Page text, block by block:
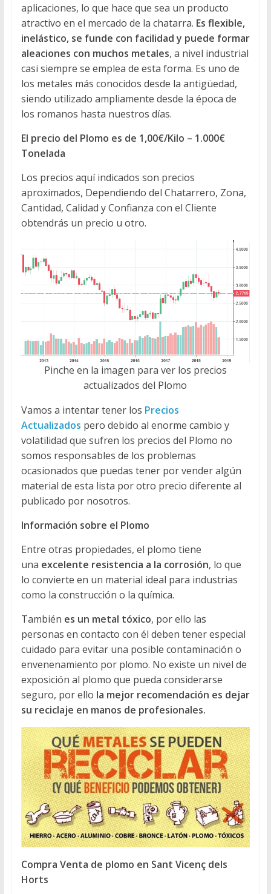
aplicaciones, lo que hace que sea un producto
atractivo en el mercado de la chatarra. Es flexible,
inelástico, se funde con facilidad y puede formar
aleaciones con muchos metales, a nivel industrial
casi siempre se emplea de esta forma. Es uno de
los metales más conocidos desde la antigüedad,
siendo utilizado ampliamente desde la época de
los romanos hasta nuestros días.
El precio del Plomo es de 1,00€/Kilo – 1.000€
Tonelada
Los precios aquí indicados son precios
aproximados, Dependiendo del Chatarrero, Zona,
Cantidad, Calidad y Confianza con el Cliente
obtendrás un precio u otro.
Pinche en la imagen para ver los precios
actualizados del Plomo
Vamos a intentar tener los Precios
Actualizados pero debido al enorme cambio y
volatilidad que sufren los precios del Plomo no
somos responsables de los problemas
ocasionados que puedas tener por vender algún
material de esta lista por otro precio diferente al
publicado por nosotros.
Información sobre el Plomo
Entre otras propiedades, el plomo tiene
una excelente resistencia a la corrosión, lo que
lo convierte en un material ideal para industrias
como la construcción o la química.
También es un metal tóxico, por ello las
personas en contacto con él deben tener especial
cuidado para evitar una posible contaminación o
envenenamiento por plomo. No existe un nivel de
exposición al plomo que pueda considerarse
seguro, por ello la mejor recomendación es dejar
su reciclaje en manos de profesionales.
Compra Venta de plomo en Sant Vicenç dels
Horts